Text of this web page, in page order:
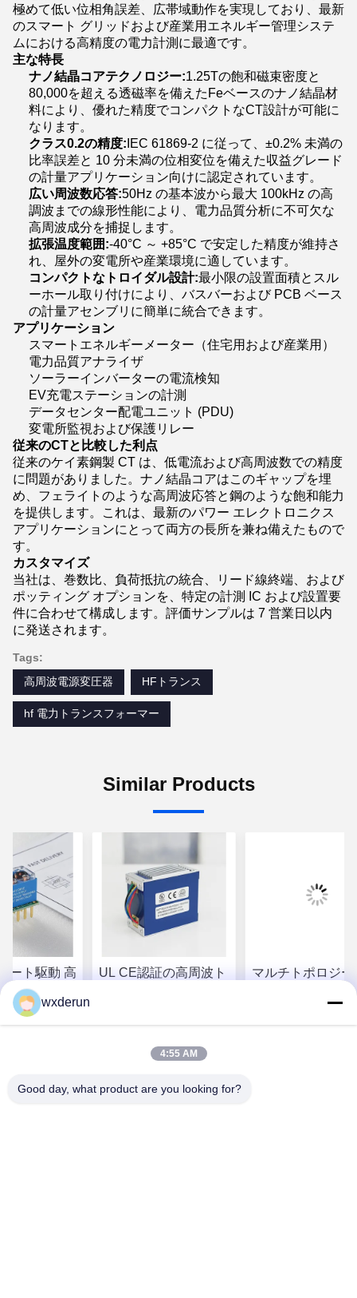
極めて低い位相角誤差、広帯域動作を実現しており、最新
のスマート グリッドおよび産業用エネルギー管理システ
ムにおける高精度の電力計測に最適です。
主な特長
ナノ結晶コアテクノロジー:1.25Tの飽和磁束密度と
80,000を超える透磁率を備えたFeベースのナノ結晶材
料により、優れた精度でコンパクトなCT設計が可能に
なります。
クラス0.2の精度:IEC 61869-2 に従って、±0.2% 未満の
比率誤差と 10 分未満の位相変位を備えた収益グレード
の計量アプリケーション向けに認定されています。
広い周波数応答:50Hz の基本波から最大 100kHz の高
調波までの線形性能により、電力品質分析に不可欠な
高周波成分を捕捉します。
拡張温度範囲:-40°C ～ +85°C で安定した精度が維持さ
れ、屋外の変電所や産業環境に適しています。
コンパクトなトロイダル設計:最小限の設置面積とスル
ーホール取り付けにより、バスバーおよび PCB ベース
の計量アセンブリに簡単に統合できます。
アプリケーション
スマートエネルギーメーター（住宅用および産業用）
電力品質アナライザ
ソーラーインバーターの電流検知
EV充電ステーションの計測
データセンター配電ユニット (PDU)
変電所監視および保護リレー
従来のCTと比較した利点
従来のケイ素鋼製 CT は、低電流および高周波数での精度
に問題がありました。ナノ結晶コアはこのギャップを埋
め、フェライトのような高周波応答と鋼のような飽和能力
を提供します。これは、最新のパワー エレクトロニクス
アプリケーションにとって両方の長所を兼ね備えたもので
す。
カスタマイズ
当社は、巻数比、負荷抵抗の統合、リード線終端、および
ポッティング オプションを、特定の計測 IC および設置要
件に合わせて構成します。評価サンプルは 7 営業日以内
に発送されます。
Tags:
高周波電源変圧器
HFトランス
hf 電力トランスフォーマー
Similar Products
ート駆動 高
トランスフ
UL CE認証の高周波ト
400W 定位電源
お問い合わせ
マルチトポロジー
バーサル高周波
電源とPC40フェ
wxderun
4:55 AM
Good day, what product are you looking for?